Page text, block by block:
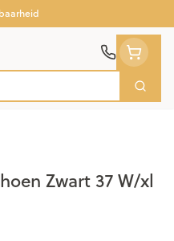
Zoek
Zwart 37 W/xl